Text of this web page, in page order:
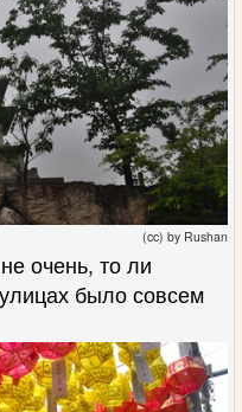
(cc) by Rushan
очень, то ли
было совсем